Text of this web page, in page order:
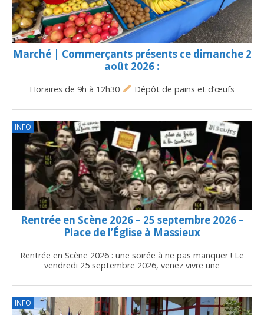
Marché | Commerçants présents ce dimanche 2
août 2026 :
Horaires de 9h à 12h30 Dépôt de pains et d’œufs
INFO
Rentrée en Scène 2026 – 25 septembre 2026 –
Place de l’Église à Massieux
Rentrée en Scène 2026 : une soirée à ne pas manquer ! Le
vendredi 25 septembre 2026, venez vivre une
INFO